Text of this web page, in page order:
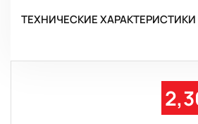
ТЕХНИЧЕСКИЕ ХАРАКТЕРИСТИКИ